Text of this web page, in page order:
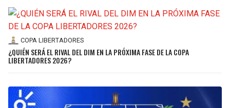
COPA LIBERTADORES
¿QUIÉN SERÁ EL RIVAL DEL DIM EN LA PRÓXIMA FASE DE LA COPA
LIBERTADORES 2026?